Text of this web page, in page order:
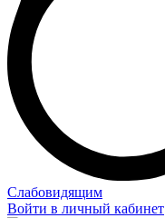
Слабовидящим
Войти в личный кабинет